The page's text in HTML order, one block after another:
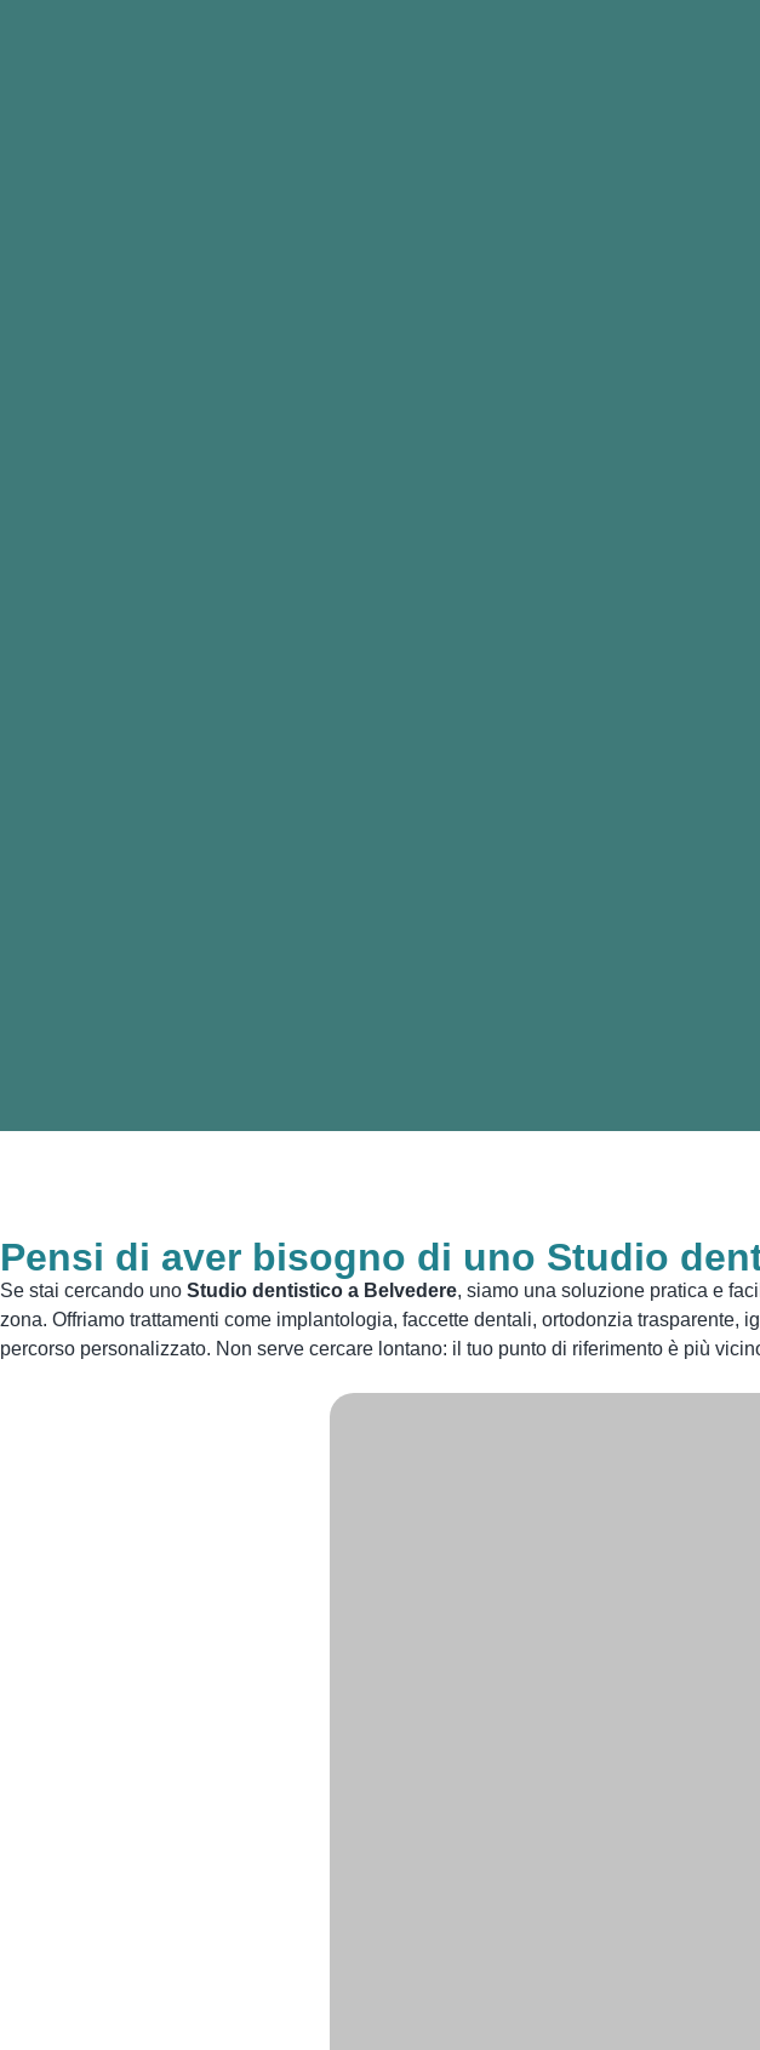
Pensi di aver bisogno di uno Studio
Se stai cercando uno Studio dentistico a Belvedere, siamo una soluzione pratica e
zona. Offriamo trattamenti come implantologia, faccette dentali, ortodonzia
percorso personalizzato. Non serve cercare lontano: il tuo punto di riferimento è più